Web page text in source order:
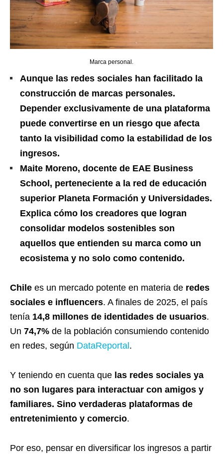
Marca personal.
Aunque las redes sociales han facilitado la
construcción de marcas personales.
Depender exclusivamente de una plataforma
puede convertirse en un riesgo que afecta
tanto la visibilidad como la estabilidad de los
ingresos.
Maite Moreno, docente de EAE Business
School, perteneciente a la red de educación
superior Planeta Formación y Universidades.
Explica cómo los creadores que logran
consolidar modelos sostenibles son
aquellos que entienden su marca como un
ecosistema y no solo como contenido.
Chile es un mercado potente en materia de redes
sociales e influencers. A finales de 2025, el país
tenía 14,8 millones de identidades de usuarios.
Un 74,7% de la población consumiendo contenido
en redes, según DataReportal .
Y teniendo en cuenta que las redes sociales ya
no son lugares para interactuar con amigos y
familiares. Sino verdaderas plataformas de
entretenimiento y comercio.
Por eso, pensar en diversificar los ingresos a partir